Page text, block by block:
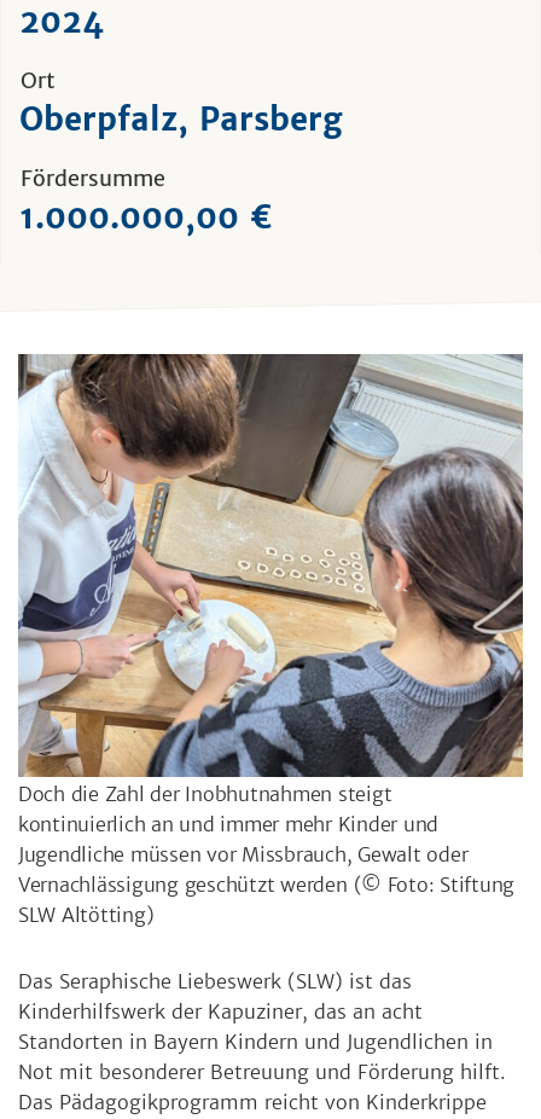
2024
Ort
Oberpfalz, Parsberg
Fördersumme
1.000.000,00 €
Doch die Zahl der Inobhutnahmen steigt
kontinuierlich an und immer mehr Kinder und
Jugendliche müssen vor Missbrauch, Gewalt oder
Vernachlässigung geschützt werden (© Foto: Stiftung
SLW Altötting)
Das Seraphische Liebeswerk (SLW) ist das
Kinderhilfswerk der Kapuziner, das an acht
Standorten in Bayern Kindern und Jugendlichen in
Not mit besonderer Betreuung und Förderung hilft.
Das Pädagogikprogramm reicht von Kinderkrippe